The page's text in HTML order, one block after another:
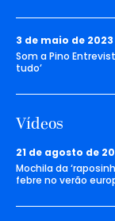
3 de maio de 2023
Som a Pino
tudo’
Vídeos
21 de agosto de
Mochila da
febre no verão